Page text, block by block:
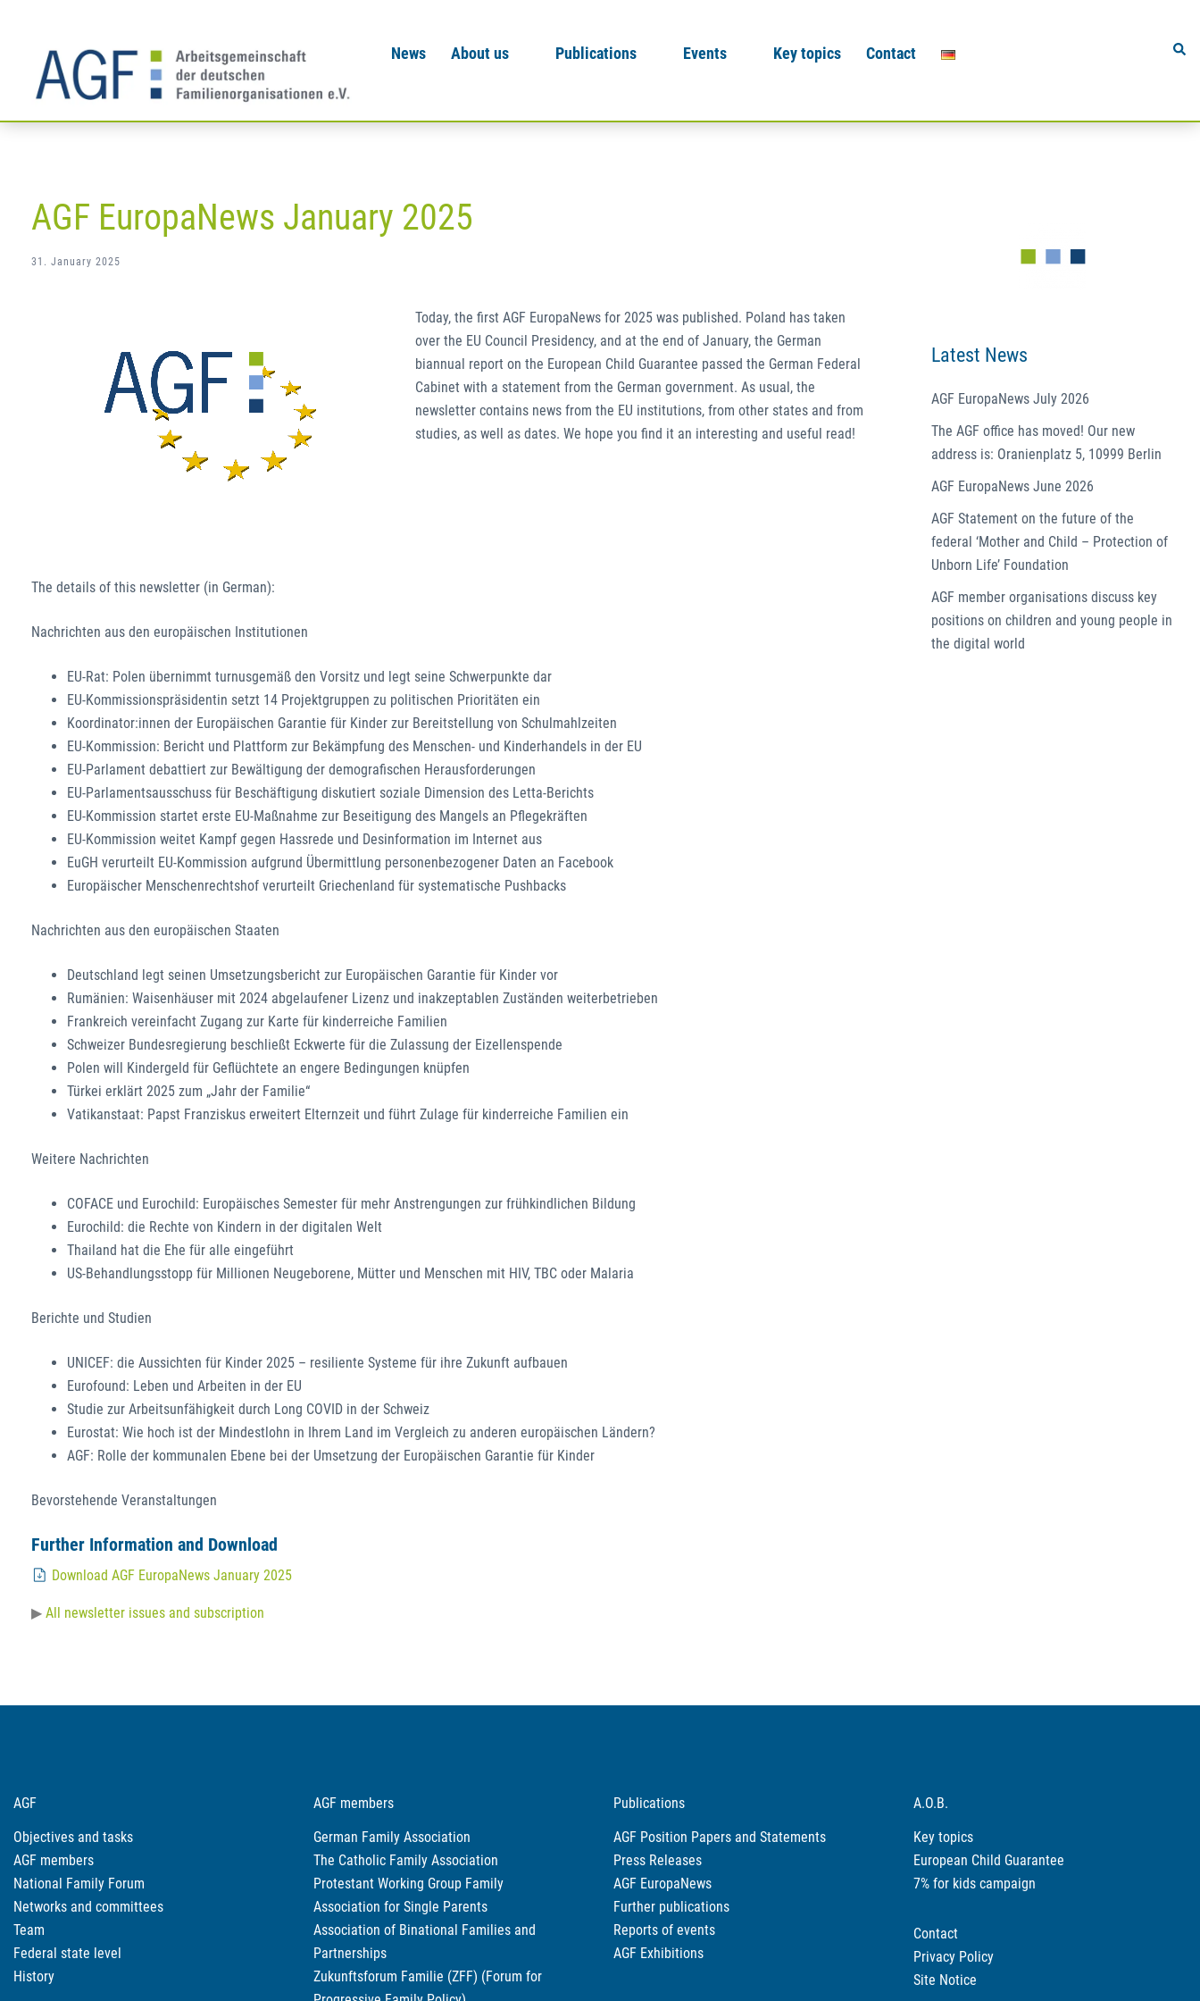
News About us Publications Events Key topics Contact
AGF EuropaNews January 2025
31. January 2025
Today, the first AGF EuropaNews for 2025 was published. Poland has taken
over the EU Council Presidency, and at the end of January, the German
biannual report on the European Child Guarantee passed the German Federal
Cabinet with a statement from the German government. As usual, the
newsletter contains news from the EU institutions, from other states and from
studies, as well as dates. We hope you find it an interesting and useful read!
The details of this newsletter (in German):
Nachrichten aus den europäischen Institutionen
EU-Rat: Polen übernimmt turnusgemäß den Vorsitz und legt seine Schwerpunkte dar
EU-Kommissionspräsidentin setzt 14 Projektgruppen zu politischen Prioritäten ein
Koordinator:innen der Europäischen Garantie für Kinder zur Bereitstellung von Schulmahlzeiten
EU-Kommission: Bericht und Plattform zur Bekämpfung des Menschen- und Kinderhandels in der EU
EU-Parlament debattiert zur Bewältigung der demografischen Herausforderungen
EU-Parlamentsausschuss für Beschäftigung diskutiert soziale Dimension des Letta-Berichts
EU-Kommission startet erste EU-Maßnahme zur Beseitigung des Mangels an Pflegekräften
EU-Kommission weitet Kampf gegen Hassrede und Desinformation im Internet aus
EuGH verurteilt EU-Kommission aufgrund Übermittlung personenbezogener Daten an Facebook
Europäischer Menschenrechtshof verurteilt Griechenland für systematische Pushbacks
Nachrichten aus den europäischen Staaten
Deutschland legt seinen Umsetzungsbericht zur Europäischen Garantie für Kinder vor
Rumänien: Waisenhäuser mit 2024 abgelaufener Lizenz und inakzeptablen Zuständen weiterbetrieben
Frankreich vereinfacht Zugang zur Karte für kinderreiche Familien
Schweizer Bundesregierung beschließt Eckwerte für die Zulassung der Eizellenspende
Polen will Kindergeld für Geflüchtete an engere Bedingungen knüpfen
Türkei erklärt 2025 zum „Jahr der Familie“
Vatikanstaat: Papst Franziskus erweitert Elternzeit und führt Zulage für kinderreiche Familien ein
Weitere Nachrichten
COFACE und Eurochild: Europäisches Semester für mehr Anstrengungen zur frühkindlichen Bildung
Eurochild: die Rechte von Kindern in der digitalen Welt
Thailand hat die Ehe für alle eingeführt
US-Behandlungsstopp für Millionen Neugeborene, Mütter und Menschen mit HIV, TBC oder Malaria
Berichte und Studien
UNICEF: die Aussichten für Kinder 2025 – resiliente Systeme für ihre Zukunft aufbauen
Eurofound: Leben und Arbeiten in der EU
Studie zur Arbeitsunfähigkeit durch Long COVID in der Schweiz
Eurostat: Wie hoch ist der Mindestlohn in Ihrem Land im Vergleich zu anderen europäischen Ländern?
AGF: Rolle der kommunalen Ebene bei der Umsetzung der Europäischen Garantie für Kinder
Bevorstehende Veranstaltungen
Further Information and Download
Download AGF EuropaNews January 2025
All newsletter issues and subscription
Latest News
AGF EuropaNews July 2026
The AGF office has moved! Our new
address is: Oranienplatz 5, 10999 Berlin
AGF EuropaNews June 2026
AGF Statement on the future of the
federal ‘Mother and Child – Protection of
Unborn Life’ Foundation
AGF member organisations discuss key
positions on children and young people in
the digital world
AGF
Objectives and tasks
AGF members
National Family Forum
Networks and committees
Team
Federal state level
History
AGF members
German Family Association
The Catholic Family Association
Protestant Working Group Family
Association for Single Parents
Association of Binational Families and
Partnerships
Zukunftsforum Familie (ZFF) (Forum for
Publications
AGF Position Papers and Statements
Press Releases
AGF EuropaNews
Further publications
Reports of events
AGF Exhibitions
A.O.B.
Key topics
European Child Guarantee
7% for kids campaign
Contact
Privacy Policy
Site Notice